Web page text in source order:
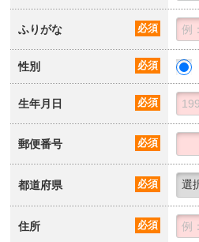
ふりがな 必須
性別 必須
生年月日 必須
郵便番号 必須
都道府県 必須
住所 必須